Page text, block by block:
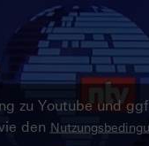
zu Youtube und
den